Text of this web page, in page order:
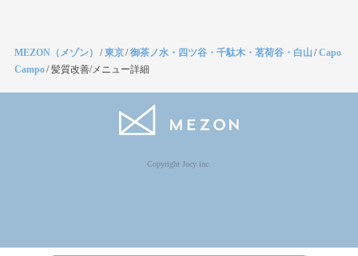
MEZON（メゾン） /東京/御茶ノ水・四ツ谷・千駄木・茗荷谷・白山 /Capo
Campo/髪質改善/メニュー詳細
Copyright Jocy inc.